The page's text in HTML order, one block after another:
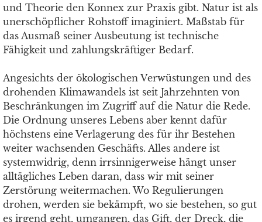
und Theorie den Konnex zur Praxis gibt. Natur ist als
unerschöpflicher Rohstoff imaginiert. Maßstab für
das Ausmaß seiner Ausbeutung ist technische
Fähigkeit und zahlungskräftiger Bedarf.
Angesichts der ökologischen Verwüstungen und des
drohenden Klimawandels ist seit Jahrzehnten von
Beschränkungen im Zugriff auf die Natur die Rede.
Die Ordnung unseres Lebens aber kennt dafür
höchstens eine Verlagerung des für ihr Bestehen
weiter wachsenden Geschäfts. Alles andere ist
systemwidrig, denn irrsinnigerweise hängt unser
alltägliches Leben daran, dass wir mit seiner
Zerstörung weitermachen. Wo Regulierungen
drohen, werden sie bekämpft, wo sie bestehen, so gut
es irgend geht, umgangen, das Gift, der Dreck, die